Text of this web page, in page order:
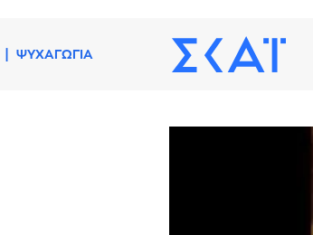
ΨΥΧΑΓΩΓΙΑ